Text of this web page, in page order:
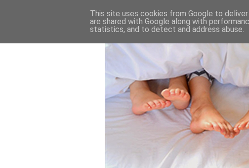
This site uses cookies from Google to
are shared with Google along with
statistics, and to detect and address abuse.